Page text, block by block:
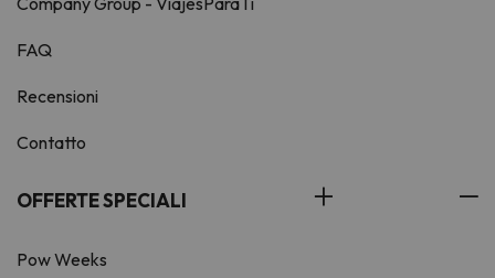
FAQ
Recensioni
Contatto
OFFERTE SPECIALI
Pow Weeks